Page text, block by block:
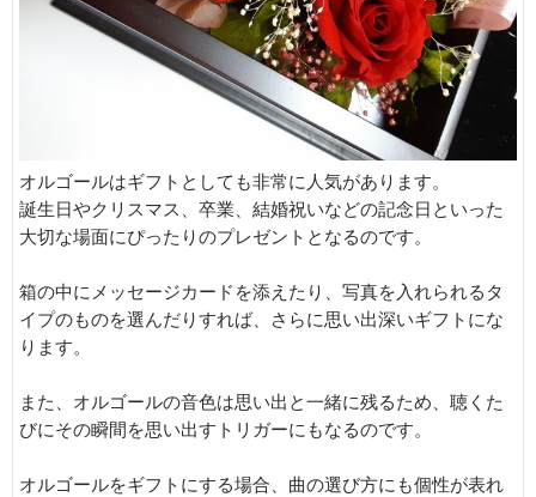
オルゴールはギフトとしても非常に人気があります。
誕生日やクリスマス、卒業、結婚祝いなどの記念日といった
大切な場面にぴったりのプレゼントとなるのです。
箱の中にメッセージカードを添えたり、写真を入れられるタ
イプのものを選んだりすれば、さらに思い出深いギフトにな
ります。
また、オルゴールの音色は思い出と一緒に残るため、聴くた
びにその瞬間を思い出すトリガーにもなるのです。
オルゴールをギフトにする場合、曲の選び方にも個性が表れ